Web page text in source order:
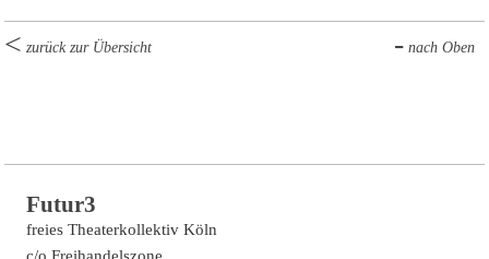
zurück zur Übersicht nach Oben
Futur3
freies Theaterkollektiv Köln
c/o Freihandelszone